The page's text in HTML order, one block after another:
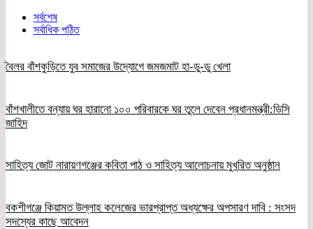
সর্বশেষ
সর্বাধিক পঠিত
বৈলর বাঁশকুড়িতে যুব সমাজের উদ্যোগে জমজমাট হা-ডু-ডু খেলা
বাঁশখালীতে বন্যায় ঘর হারানো ১০০ পরিবারকে ঘর তুলে দেবেন প্রধানমন্ত্রী:ডিসি
জাহিদ
সাহিত্য জোট নারায়ণগঞ্জের কবিতা পাঠ ও সাহিত্য আলোচনায় মুখরিত অনুষ্ঠান
বকশীগঞ্জে কিয়ামত উল্লাহ কলেজের ভারপ্রাপ্ত অধ্যক্ষের অপসারণ দাবি : সংসদ
সদস্যের কাছে আবেদন